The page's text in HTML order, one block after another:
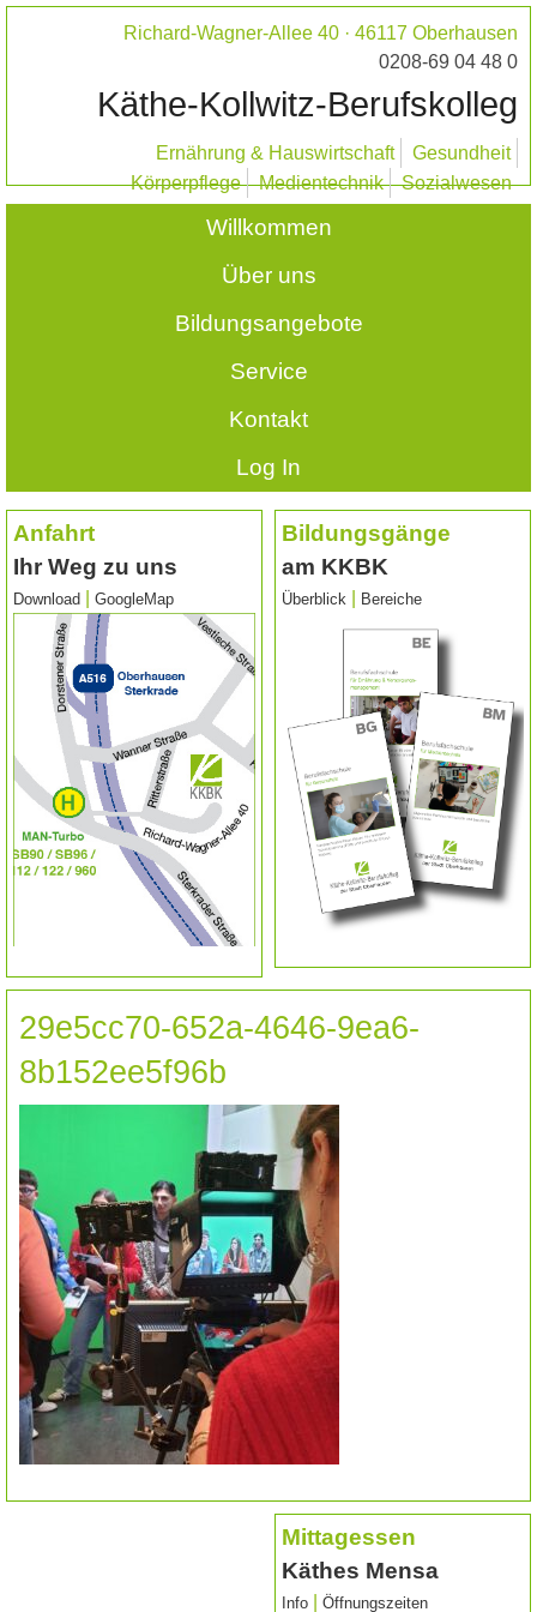
Richard-Wagner-Allee 40 · 46117 Oberhausen
0208-69 04 48 0
Käthe-Kollwitz-Berufskolleg
Ernährung & Hauswirtschaft
Gesundheit
Körperpflege
Medientechnik Sozialwesen
Willkommen
Über uns
Bildungsangebote
Service
Kontakt
Log In
Anfahrt
Ihr Weg zu uns
Download GoogleMap
Bildungsgänge
am KKBK
Überblick Bereiche
29e5cc70-652a-4646-9ea6-
8b152ee5f96b
Mittagessen
Käthes Mensa
Info Öffnungszeiten